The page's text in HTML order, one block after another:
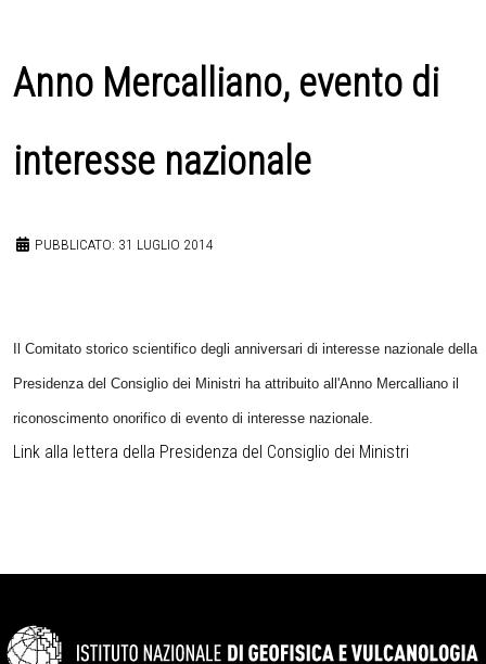
Anno Mercalliano, evento di
interesse nazionale
PUBBLICATO: 31 LUGLIO 2014
Il Comitato storico scientifico degli anniversari di interesse nazionale della
Presidenza del Consiglio dei Ministri ha attribuito all'Anno Mercalliano il
riconoscimento onorifico di evento di interesse nazionale.
Link alla lettera della Presidenza del Consiglio dei Ministri